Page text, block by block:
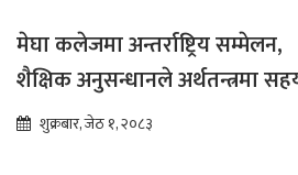
मेघा कलेजमा अन्तर्राष्ट्रिय सम्मेलन,
शैक्षिक अनुसन्धानले अर्थतन्त्रमा
पुग्ने विश्वास
शुक्रबार, जेठ १, २०८३